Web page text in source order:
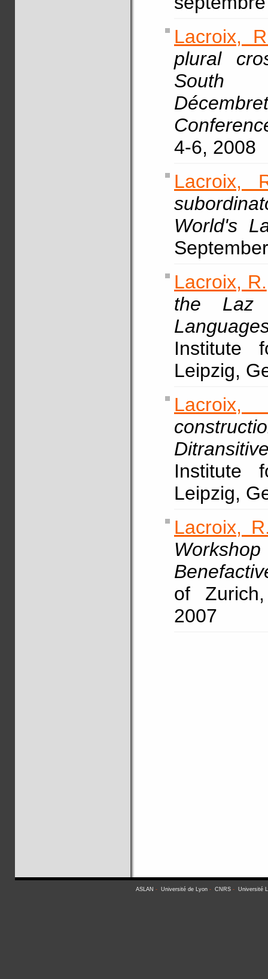
Lacroix,
plural
South
4-6, 2008
Lacroix,
World's
Lacroix, R.
the Laz
Institute
Leipzig,
Institute
Leipzig,
Lacroix,
of
2007
ASLAN - Université de Lyon- CNRS- Université